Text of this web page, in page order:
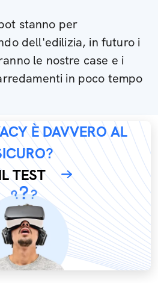
stanno per
dell'edilizia, in futuro i
le nostre case e i
in poco tempo
È DAVVERO AL
TEST